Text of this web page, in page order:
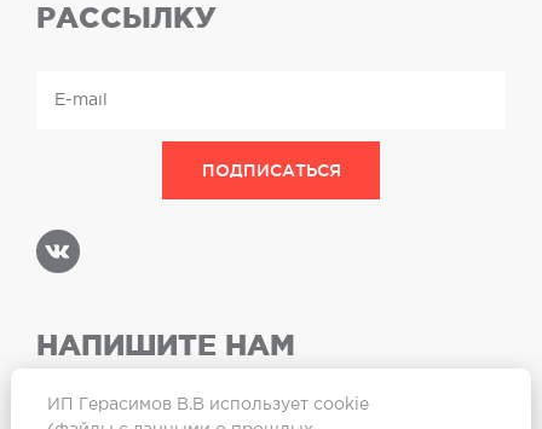
РАССЫЛКУ
НАПИШИТЕ НАМ
ИП Герасимов В.В использует cookie